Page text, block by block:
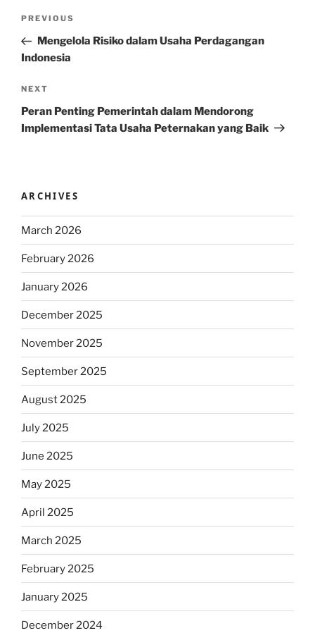
Previous
Post
PREVIOUS
Mengelola Risiko dalam Usaha Perdagangan
Indonesia
Next
Post
NEXT
Peran Penting Pemerintah dalam Mendorong
Implementasi Tata Usaha Peternakan yang Baik
ARCHIVES
March 2026
February 2026
January 2026
December 2025
November 2025
September 2025
August 2025
July 2025
June 2025
May 2025
April 2025
March 2025
February 2025
January 2025
December 2024